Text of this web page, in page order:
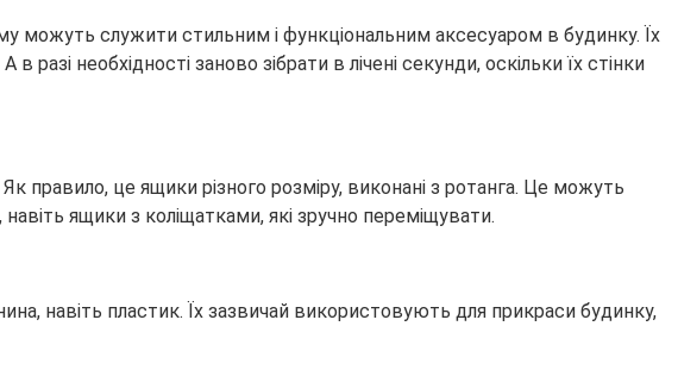
можуть служити стильним і функціональним аксесуаром в будинку. Їх
необхідності заново зібрати в лічені секунди, оскільки їх стінки
правило, це ящики різного розміру, виконані з ротанга. Це можуть
навіть ящики з коліщатками, які зручно переміщувати.
навіть пластик. Їх зазвичай використовують для прикраси будинку,